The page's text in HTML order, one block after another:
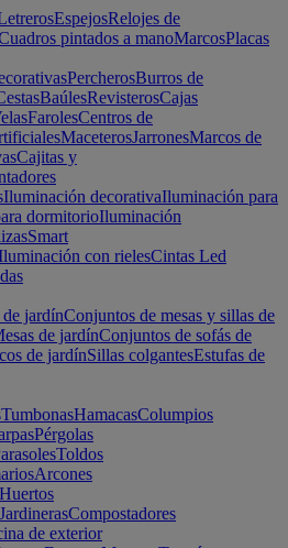
EspejosRelojes de
pintados a manoMarcosPlacas
PercherosBurros de
BaúlesRevisterosCajas
FarolesCentros de
MaceterosJarronesMarcos de
Cajitas y
Iluminación decorativaIluminación para
dormitorioIluminación
Smart
con rielesCintas Led
de jardínConjuntos de mesas y sillas de
de jardínConjuntos de sofás de
de jardínSillas colgantesEstufas de
TumbonasHamacasColumpios
Pérgolas
Toldos
Arcones
Huertos
JardinerasCompostadores
de exterior